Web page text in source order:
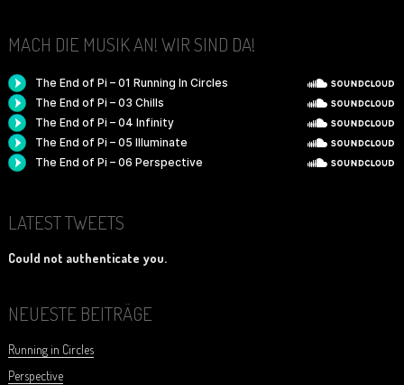
MACH DIE MUSIK AN! WIR SIND DA!
LATEST TWEETS
Could not authenticate you.
NEUESTE BEITRÄGE
Running in Circles
Perspective